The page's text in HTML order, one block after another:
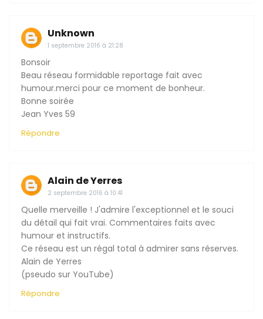
Unknown
1 septembre 2016 à 21:28
Bonsoir
Beau réseau formidable reportage fait avec
humour.merci pour ce moment de bonheur.
Bonne soirée
Jean Yves 59
Répondre
Alain de Yerres
2 septembre 2016 à 10:41
Quelle merveille ! J'admire l'exceptionnel et le souci
du détail qui fait vrai. Commentaires faits avec
humour et instructifs.
Ce réseau est un régal total à admirer sans réserves.
Alain de Yerres
(pseudo sur YouTube)
Répondre